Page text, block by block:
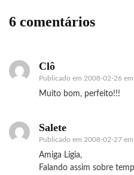
6 comentários
Clô
Publicado em 2008-02-26
Muito bom, perfeito!!!
Salete
Publicado em 2008-02-27
Amiga Lígia,
Falando assim sobre